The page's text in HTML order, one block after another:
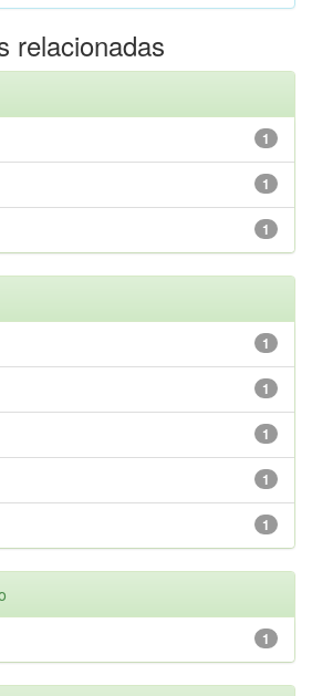
relacionadas
1
1
1
1
1
1
1
1
1